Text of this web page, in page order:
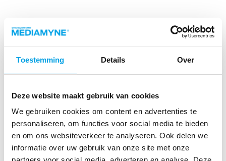
Toestemming Details Over
Deze website maakt gebruik van cookies
We gebruiken cookies om content en advertenties te
personaliseren, om functies voor social media te bieden
en om ons websiteverkeer te analyseren. Ook delen we
informatie over uw gebruik van onze site met onze
veel staat te gebeuren op vele fronten. Content
generatie via AI, meer en meer oog voor sustainability
videocontent. Dit alles zal bijdragen aan een verdere
groei van narrowcasting voor interne communicatie
binnen organisaties. Hieronder bespreken we de meest
opvallende […]